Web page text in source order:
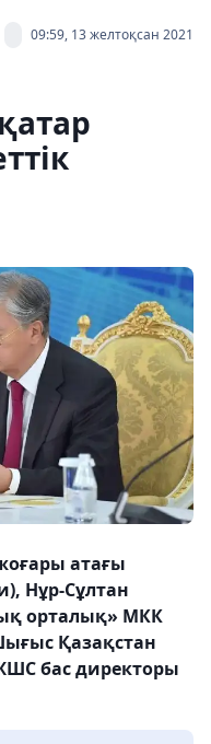
09:59, 13 желтоқсан 2021
атағы
Нұр-Сұлтан
орталық» МКК
Қазақстан
бас директоры